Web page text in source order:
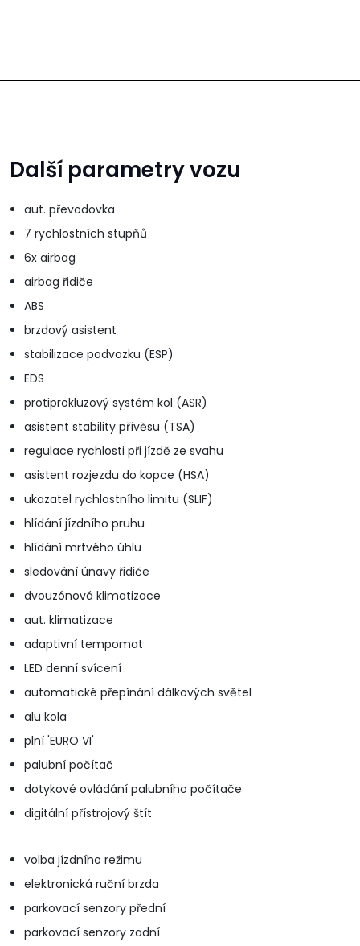
Další parametry vozu
aut. převodovka
7 rychlostních stupňů
6x airbag
airbag řidiče
ABS
brzdový asistent
stabilizace podvozku (ESP)
EDS
protiprokluzový systém kol (ASR)
asistent stability přívěsu (TSA)
regulace rychlosti při jízdě ze svahu
asistent rozjezdu do kopce (HSA)
ukazatel rychlostního limitu (SLIF)
hlídání jízdního pruhu
hlídání mrtvého úhlu
sledování únavy řidiče
dvouzónová klimatizace
aut. klimatizace
adaptivní tempomat
LED denní svícení
automatické přepínání dálkových světel
alu kola
plní 'EURO VI'
palubní počítač
dotykové ovládání palubního počítače
digitální přístrojový štít
volba jízdního režimu
elektronická ruční brzda
parkovací senzory přední
parkovací senzory zadní